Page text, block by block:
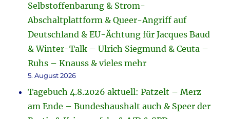
Selbstoffenbarung & Strom-
Abschaltplattform & Queer-Angriff auf
Deutschland & EU-Ächtung für Jacques Baud
& Winter-Talk – Ulrich Siegmund & Ceuta –
Ruhs – Knauss & vieles mehr
5. August 2026
Tagebuch 4.8.2026 aktuell: Patzelt – Merz
am Ende – Bundeshaushalt auch & Speer der